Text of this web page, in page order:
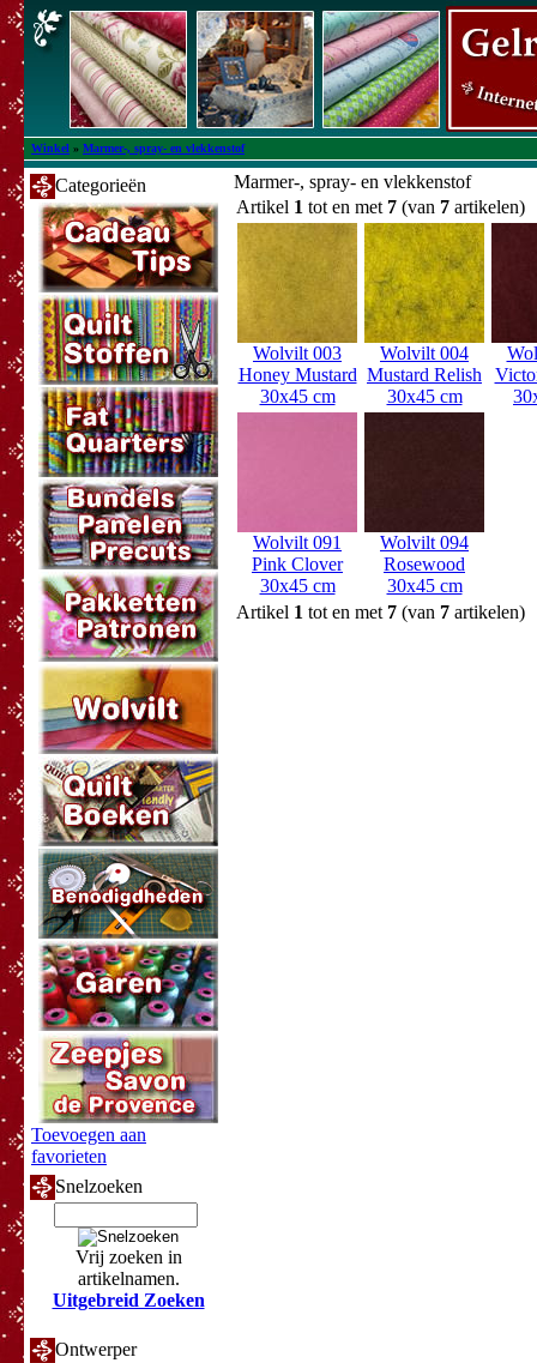
Winkel » Marmer-, spray- en vlekkenstof
Categorieën
Toevoegen aan
favorieten
Snelzoeken
Vrij zoeken in
artikelnamen.
Uitgebreid Zoeken
Ontwerper
Marmer-, spray- en vlekkenstof
Artikel 1 tot en met 7 (van 7 artikelen)
Wolvilt 003
Honey Mustard
30x45 cm
Wolvilt 004
Mustard Relish
30x45 cm
Wolvilt 091
Pink Clover
30x45 cm
Wolvilt 094
Rosewood
30x45 cm
Artikel 1 tot en met 7 (van 7 artikelen)